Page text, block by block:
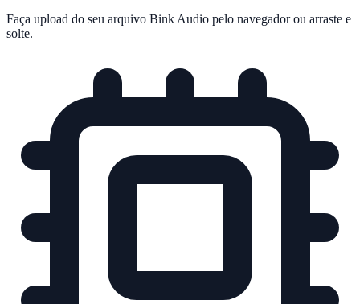
Faça upload do seu arquivo Bink Audio pelo navegador ou arraste e
solte.